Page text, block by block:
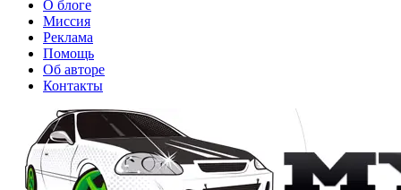
О блоге
Миссия
Реклама
Помощь
Об авторе
Контакты